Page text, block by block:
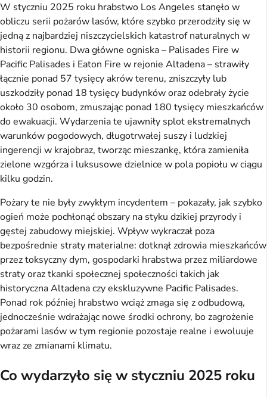
W styczniu 2025 roku hrabstwo Los Angeles stanęło w
obliczu serii pożarów lasów, które szybko przerodziły się w
jedną z najbardziej niszczycielskich katastrof naturalnych w
historii regionu. Dwa główne ogniska – Palisades Fire w
Pacific Palisades i Eaton Fire w rejonie Altadena – strawiły
łącznie ponad 57 tysięcy akrów terenu, zniszczyły lub
uszkodziły ponad 18 tysięcy budynków oraz odebrały życie
około 30 osobom, zmuszając ponad 180 tysięcy mieszkańców
do ewakuacji. Wydarzenia te ujawniły splot ekstremalnych
warunków pogodowych, długotrwałej suszy i ludzkiej
ingerencji w krajobraz, tworząc mieszankę, która zamieniła
zielone wzgórza i luksusowe dzielnice w pola popiołu w ciągu
kilku godzin.
Pożary te nie były zwykłym incydentem – pokazały, jak szybko
ogień może pochłonąć obszary na styku dzikiej przyrody i
gęstej zabudowy miejskiej. Wpływ wykraczał poza
bezpośrednie straty materialne: dotknął zdrowia mieszkańców
przez toksyczny dym, gospodarki hrabstwa przez miliardowe
straty oraz tkanki społecznej społeczności takich jak
historyczna Altadena czy ekskluzywne Pacific Palisades.
Ponad rok później hrabstwo wciąż zmaga się z odbudową,
jednocześnie wdrażając nowe środki ochrony, bo zagrożenie
pożarami lasów w tym regionie pozostaje realne i ewoluuje
wraz ze zmianami klimatu.
Co wydarzyło się w styczniu 2025 roku